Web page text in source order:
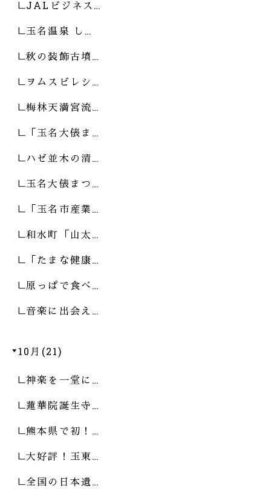
JALビジネス…
玉名温泉 し…
秋の装飾古墳…
ヲムスビレシ…
梅林天満宮流…
「玉名大俵ま…
ハゼ並木の清…
玉名大俵まつ…
「玉名市産業…
和水町「山太…
「たまな健康…
原っぱで食べ…
音楽に出会え…
10月(21)
神楽を一堂に…
蓮華院誕生寺…
熊本県で初！…
大好評！玉東…
全国の日本遺…